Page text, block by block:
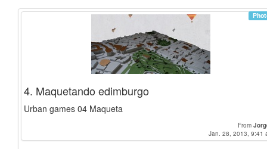
4. Maquetando edimburgo
Urban games 04 Maqueta
From
Jan. 28, 2013, 9:41